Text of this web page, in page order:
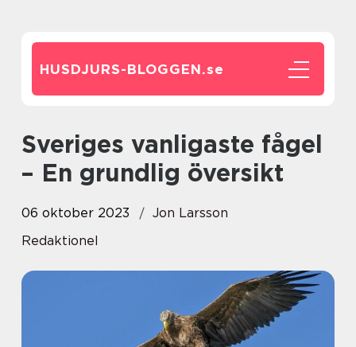
HUSDJURS-BLOGGEN.se
Sveriges vanligaste fågel
– En grundlig översikt
06 oktober 2023
Jon Larsson
Redaktionel